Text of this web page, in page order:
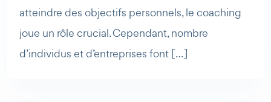
atteindre des objectifs personnels, le coaching
joue un rôle crucial. Cependant, nombre
d’individus et d’entreprises font […]